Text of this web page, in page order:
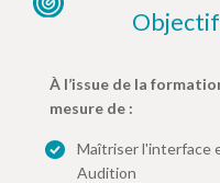
À l’issue de la
mesure de :
Maîtriser l'interface
Audition